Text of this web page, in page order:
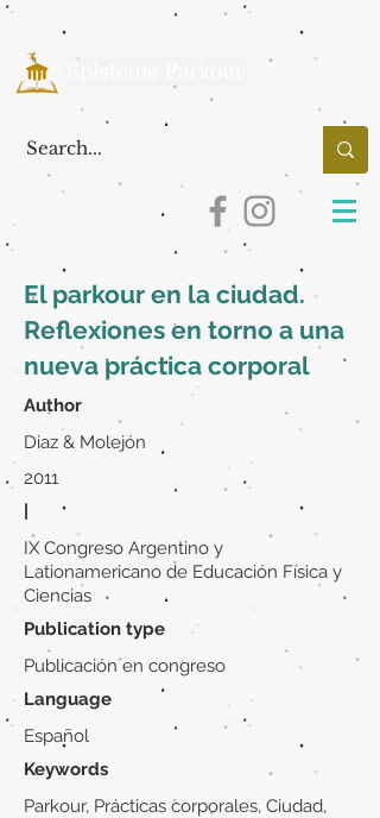
El parkour en la ciudad.
Reflexiones en torno a una
nueva práctica corporal
Author
Diaz & Molejón
2011
|
IX Congreso Argentino y
Lationamericano de Educación Física y
Ciencias
Publication type
Publicación en congreso
Language
Español
Keywords
Parkour, Prácticas corporales, Ciudad,